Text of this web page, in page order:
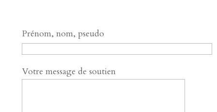
Prénom, nom, pseudo
Votre message de soutien